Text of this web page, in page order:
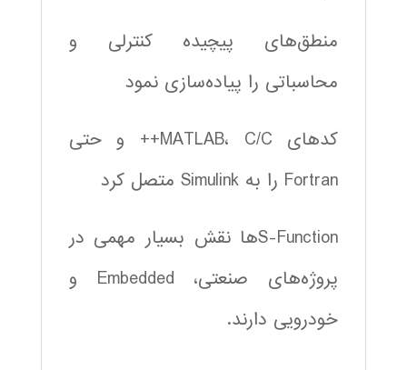
منطق‌های پیچیده کنترلی و
محاسباتی را پیاده‌سازی نمود
کدهای MATLAB، C/C++ و حتی
Fortran را به Simulink متصل کرد
S-Functionها نقش بسیار مهمی در
پروژه‌های صنعتی، Embedded و
خودرویی دارند.